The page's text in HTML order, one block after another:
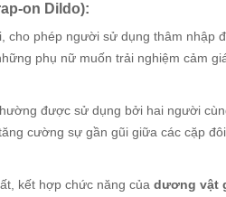
on Dildo):
cho phép người sử dụng thâm nhập
phụ nữ muốn trải nghiệm cảm
được sử dụng bởi hai người
cường sự gần gũi giữa các cặp đôi.
kết hợp chức năng của dương vật